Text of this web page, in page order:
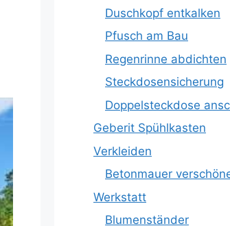
Duschkopf entkalken
Pfusch am Bau
Regenrinne abdichten
Steckdosensicherung
Doppelsteckdose
Geberit Spühlkasten
Verkleiden
Betonmauer
Werkstatt
Blumenständer